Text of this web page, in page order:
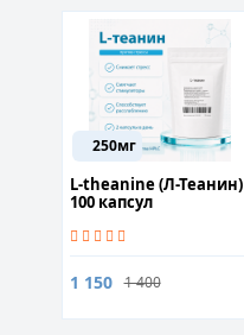
250мг
L-theanine (Л-Теанин)
100 капсул
1 150 1 400